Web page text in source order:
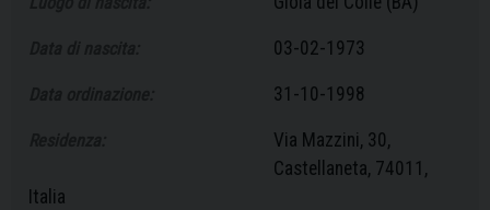
03-02-1973
31-10-1998
Via Mazzini, 30,
Castellaneta, 74011,
Italia